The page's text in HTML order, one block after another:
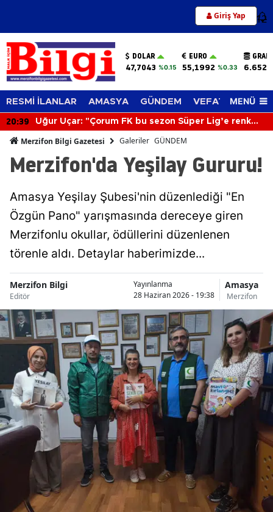
Giriş Yap 12
DOLAR
47,7043 %0.15
EURO
55,1992 %0.33
RESMİ İLANLAR AMASYA GÜNDEM VEFAT EDENLER
MENÜ
20:39
Uğur Uçar: "Çorum FK bu sezon Süper Lig’e renk
Merzifon Bilgi Gazetesi Galeriler GÜNDEM
Merzifon'da Yeşilay Gururu!
Amasya Yeşilay Şubesi'nin düzenlediği "En
Özgün Pano" yarışmasında dereceye giren
Merzifonlu okullar, ödüllerini düzenlenen
törenle aldı. Detaylar haberimizde...
Merzifon Bilgi
Editör
Yayınlanma
28 Haziran 2026 - 19:38
Amasya
Merzifon